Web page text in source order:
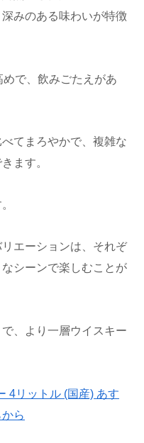
みのある味わいが特徴
で、飲みごたえがあ
てまろやかで、複雑な
ます。
エーションは、それぞ
シーンで楽しむことが
、より一層ウイスキー
4リットル (国産) あす
ら